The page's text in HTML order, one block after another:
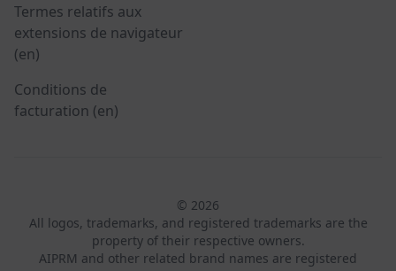
Termes relatifs aux
extensions de navigateur
(en)
Conditions de
facturation (en)
© 2026
All logos, trademarks, and registered trademarks are the
property of their respective owners.
AIPRM and other related brand names are registered